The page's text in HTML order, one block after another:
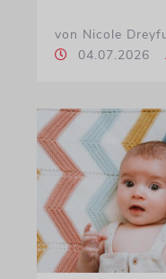
von Nicole
04.07.2026